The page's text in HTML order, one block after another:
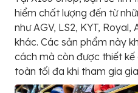
hiểm chất lượng đến từ
như AGV, LS2, KYT,
khác. Các sản phẩm này
cách mà còn được thiết
toàn tối đa khi tham gia